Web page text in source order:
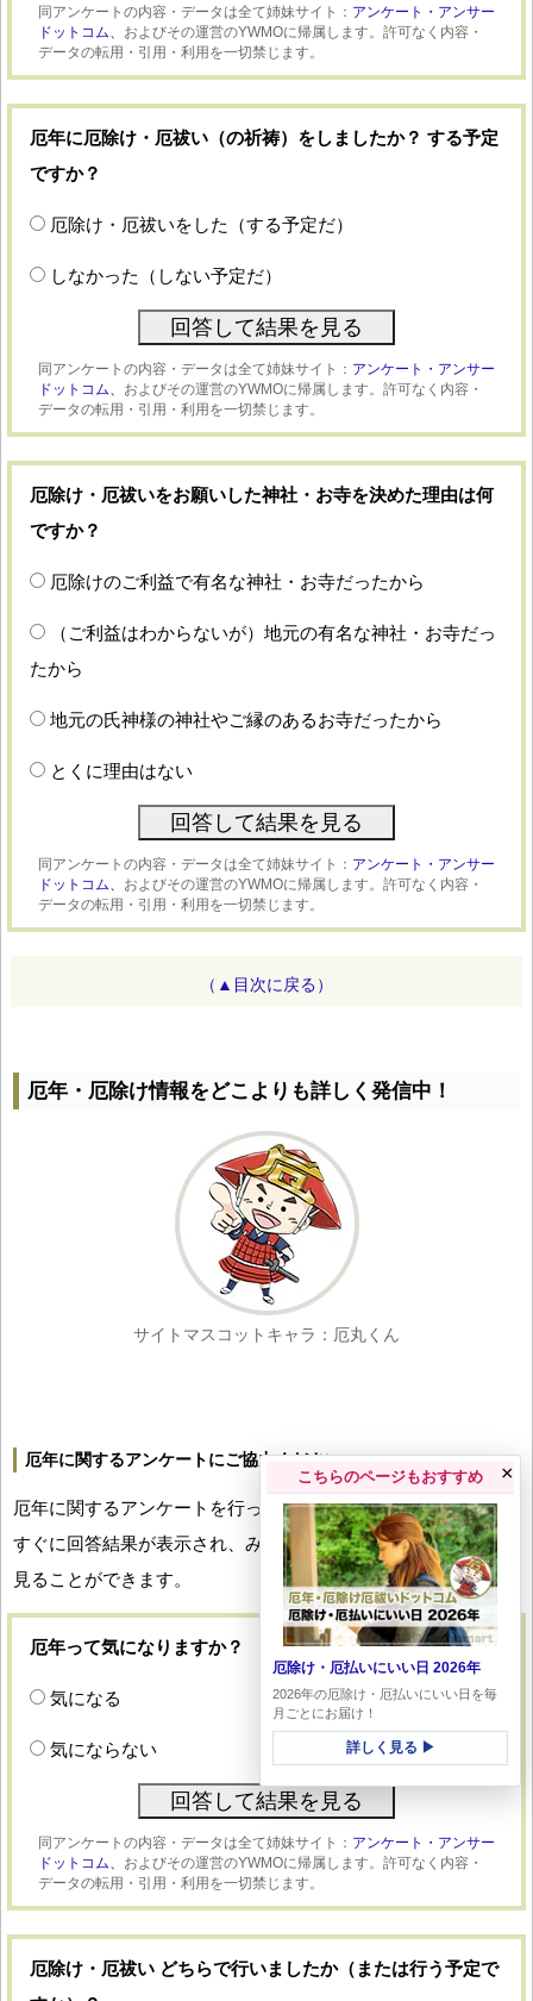
同アンケートの内容・データは全て姉妹サイト： アンケート・アンサー
ドットコム、 およびその運営のYWMOに帰属します。許可なく内容・
データの転用・引用・利用を一切禁じます。
厄年に厄除け・厄祓い（の祈祷）をしましたか？ する予定
ですか？
厄除け・厄祓いをした（する予定だ）
しなかった（しない予定だ）
同アンケートの内容・データは全て姉妹サイト： アンケート・アンサー
ドットコム、 およびその運営のYWMOに帰属します。許可なく内容・
データの転用・引用・利用を一切禁じます。
厄除け・厄祓いをお願いした神社・お寺を決めた理由は何
ですか？
厄除けのご利益で有名な神社・お寺だったから
（ご利益はわからないが）地元の有名な神社・お寺だっ
たから
地元の氏神様の神社やご縁のあるお寺だったから
とくに理由はない
同アンケートの内容・データは全て姉妹サイト： アンケート・アンサー
ドットコム、 およびその運営のYWMOに帰属します。許可なく内容・
データの転用・引用・利用を一切禁じます。
（▲目次に戻る）
厄年・厄除け情報をどこよりも詳しく発信中！
サイトマスコットキャラ：厄丸くん
厄年に関するアンケートにご協力ください
厄年に関するアンケートを行っています。回答していただくと
すぐに回答結果が表示され、みなさんの厄年への関心度合いを
見ることができます。
厄年って気になりますか？
気になる
気にならない
同アンケートの内容・データは全て姉妹サイト： アンケート・アンサー
ドットコム、 およびその運営のYWMOに帰属します。許可なく内容・
データの転用・引用・利用を一切禁じます。
厄除け・厄祓い どちらで行いましたか（または行う予定で
こちらのページもおすすめ
厄除け・厄払いにいい日 2026年
2026年の厄除け・厄払いにいい日を毎
月ごとにお届け！
詳しく見る ▶
×